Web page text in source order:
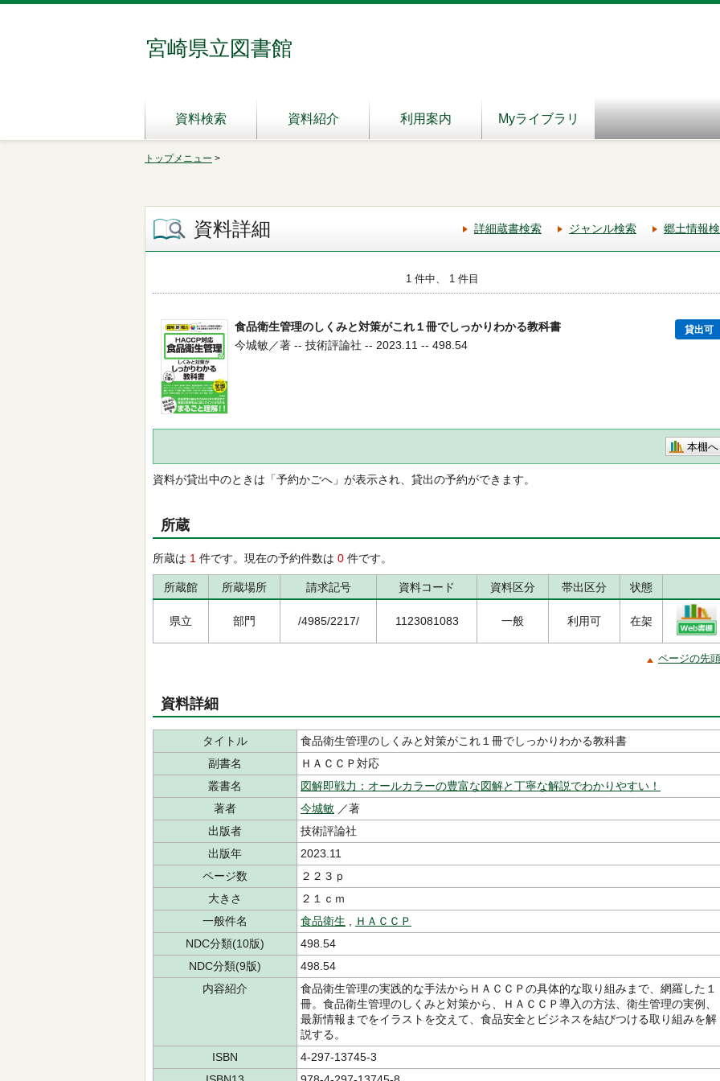
宮崎県立図書館
資料検索 資料紹介 利用案内 Myライブラリ
トップメニュー >
資料詳細 詳細蔵書検索 ジャンル検索 郷土情報
1 件中、 1 件目
食品衛生管理のしくみと対策がこれ１冊でしっかりわかる教科書 貸出可
今城敏／著 -- 技術評論社 -- 2023.11 -- 498.54
本棚へ
資料が貸出中のときは「予約かごへ」が表示され、貸出の予約ができます。
所蔵
所蔵は 1 件です。現在の予約件数は 0 件です。
所蔵館 所蔵場所 請求記号 資料コード 資料区分 帯出区分 状態
県立 部門 /4985/2217/ 1123081083 一般 利用可 在架
ページの先
資料詳細
タイトル
食品衛生管理のしくみと対策がこれ１冊でしっかりわかる教科書
副書名
ＨＡＣＣＰ対応
叢書名
図解即戦力：オールカラーの豊富な図解と丁寧な解説でわかりやすい！
著者
今城敏 ／著
出版者
技術評論社
出版年
2023.11
ページ数
２２３ｐ
大きさ
２１ｃｍ
一般件名
食品衛生
ＨＡＣＣＰ
NDC分類(10版)
498.54
NDC分類(9版)
498.54
内容紹介
食品衛生管理の実践的な手法からＨＡＣＣＰの具体的な取り組みまで、網羅した１
冊。食品衛生管理のしくみと対策から、ＨＡＣＣＰ導入の方法、衛生管理の実例、
最新情報までをイラストを交えて、食品安全とビジネスを結びつける取り組みを解
説する。
ISBN
4-297-13745-3